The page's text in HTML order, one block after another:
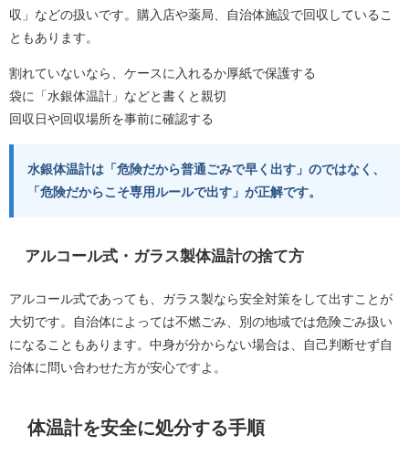
収」などの扱いです。購入店や薬局、自治体施設で回収しているこ
ともあります。
割れていないなら、ケースに入れるか厚紙で保護する
袋に「水銀体温計」などと書くと親切
回収日や回収場所を事前に確認する
水銀体温計は「危険だから普通ごみで早く出す」のではなく、
「危険だからこそ専用ルールで出す」が正解です。
アルコール式・ガラス製体温計の捨て方
アルコール式であっても、ガラス製なら安全対策をして出すことが
大切です。自治体によっては不燃ごみ、別の地域では危険ごみ扱い
になることもあります。中身が分からない場合は、自己判断せず自
治体に問い合わせた方が安心ですよ。
体温計を安全に処分する手順